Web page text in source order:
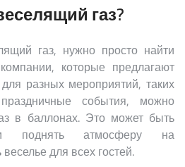
газ?
газ, нужно просто найти
которые предлагают
разных мероприятий, таких
события, можно
в баллонах. Это может быть
поднять атмосферу на
для всех гостей.